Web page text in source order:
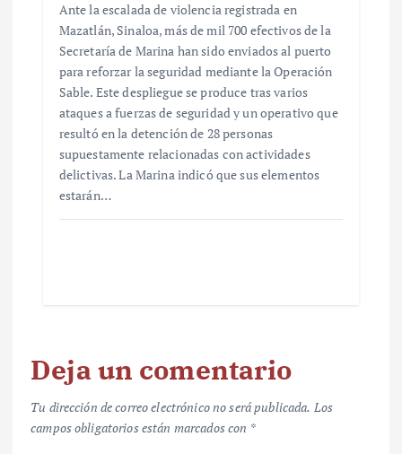
Ante la escalada de violencia registrada en
Mazatlán, Sinaloa, más de mil 700 efectivos de la
Secretaría de Marina han sido enviados al puerto
para reforzar la seguridad mediante la Operación
Sable. Este despliegue se produce tras varios
ataques a fuerzas de seguridad y un operativo que
resultó en la detención de 28 personas
supuestamente relacionadas con actividades
delictivas. La Marina indicó que sus elementos
estarán…
Deja un comentario
Tu dirección de correo electrónico no será publicada. Los
campos obligatorios están marcados con *